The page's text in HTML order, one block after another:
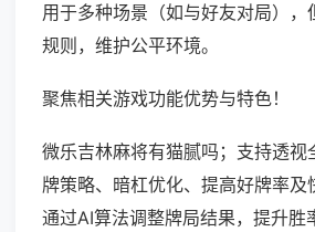
用于多种场景（如与好友对局），
规则，维护公平环境。
聚焦相关游戏功能优势与特色！
微乐吉林麻将有猫腻吗；支持透视
牌策略、暗杠优化、提高好牌率及
通过AI算法调整牌局结果，提升胜